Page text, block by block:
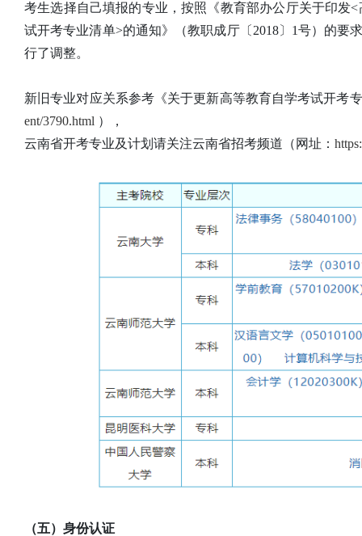
考生选择自己填报的专业，按照《教育部办公厅关于印发
试开考专业清单>的通知》（教职成厅〔2018〕1号）的要
行了调整。
新旧专业对应关系参考《关于更新高等教育自学考试开考
ent/3790.html ），
云南省开考专业及计划请关注云南省招考频道（网址：
（五）身份认证